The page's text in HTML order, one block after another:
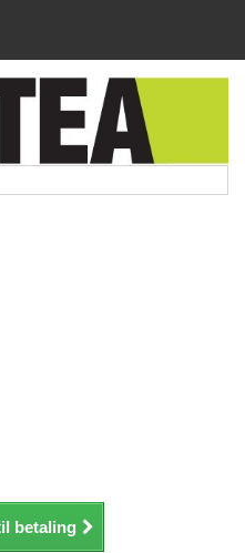
betaling